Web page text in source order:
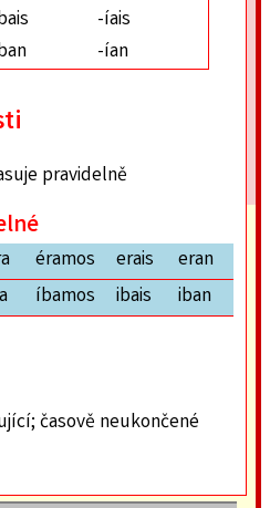
-íais
-ían
pravidelně
éramos erais eran
íbamos ibais iban
časově neukončené